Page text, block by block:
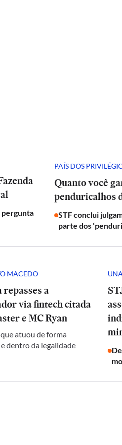
pergunta
PAÍS DOS
Quanto você
penduricalhos
STF conclui
parte dos
MACEDO
a
via fintech citada
e MC Ryan
atuou de forma
dentro da legalidade